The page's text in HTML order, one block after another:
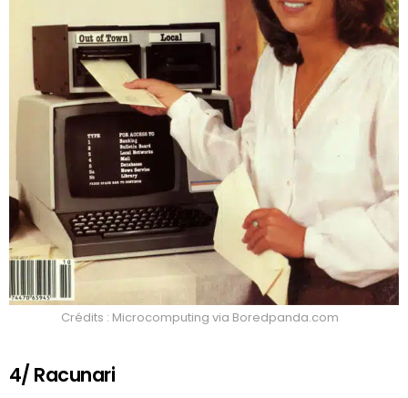
Crédits : Microcomputing via Boredpanda.com
4/ Racunari